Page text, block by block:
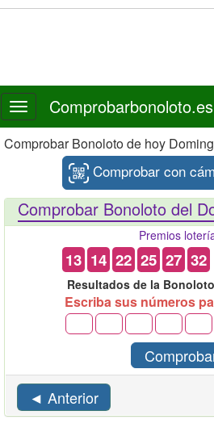
Toggle
navigation
Comprobarbonoloto.es
Comprobar Bonoloto de hoy
Comprobar con
Comprobar Bonoloto del
Premios
13 14 22 25 27 32
Resultados de la Bonoloto
Escriba sus números
◄ Anterior